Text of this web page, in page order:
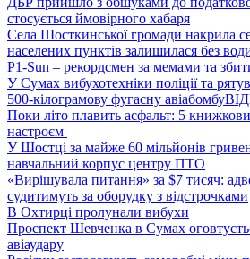
стосується ймовірного хабаря
Села Шосткинської громади накрила
населених пунктів залишилася без
P1-Sun – рекордсмен за мемами та
У Сумах вибухотехніки поліції та
500-кілограмову фугасну авіабомбу
Поки літо плавить асфальт: 5
настроєм
У Шостці за майже 60 мільйонів
навчальний корпус центру ПТО
«Вирішувала питання» за $7 тисяч:
судитимуть за оборудку з відстрочками
В Охтирці пролунали вибухи
Проспект Шевченка в Сумах
авіаудару